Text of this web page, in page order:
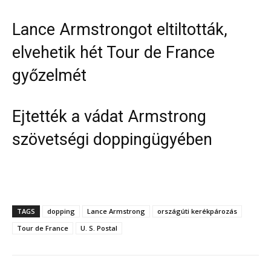
Lance Armstrongot eltiltották,
elvehetik hét Tour de France
győzelmét
Ejtették a vádat Armstrong
szövetségi doppingügyében
TAGS dopping Lance Armstrong
országúti kerékpározás
Tour de France
U. S. Postal